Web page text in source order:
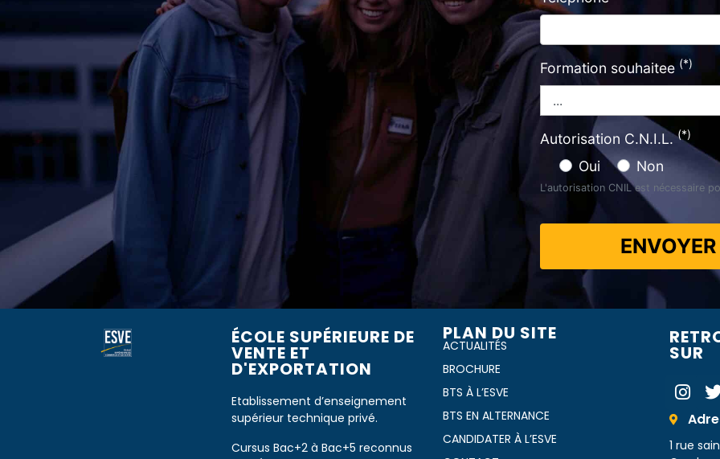
Formation souhaitee (*)
Autorisation C.N.I.L.(*)
Oui Non
L'autorisation CNIL est nécessaire
ENVOYER
ÉCOLE SUPÉRIEURE DE
VENTE ET
D'EXPORTATION​​
Etablissement d’enseignement
supérieur technique privé.
Cursus Bac+2 à Bac+5 reconnus
PLAN DU SITE
ACTUALITÉS
BROCHURE
BTS À L’ESVE
BTS EN ALTERNANCE
CANDIDATER À L’ESVE
SUR
1 rue